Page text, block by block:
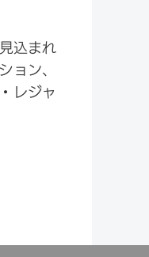
込まれ
ン、
レジャ